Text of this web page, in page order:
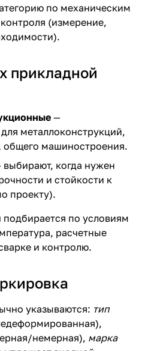
по механическим
(измерение,
прикладной
—
металлоконструкций,
общего машиностроения.
выбирают, когда нужен
и стойкости к
проекту).
по условиям
расчетные
и контролю.
указываются: тип
немерная), марка